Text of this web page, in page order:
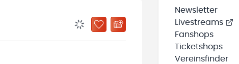
BENACHRICHTIGUNGSSTATUS WIRD GELADEN
ZU „MEINE TEAMS“ HINZUFÜGEN
Newsletter
Livestreams
Fanshops
Ticketshops
Vereinsfinder